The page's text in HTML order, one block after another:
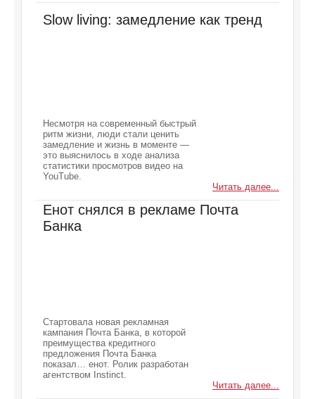
Slow living: замедление как тренд
Несмотря на современный быстрый
ритм жизни, люди стали ценить
замедление и жизнь в моменте —
это выяснилось в ходе анализа
статистики просмотров видео на
YouTube.
Читать далее...
Енот снялся в рекламе Почта
Банка
Стартовала новая рекламная
кампания Почта Банка, в которой
преимущества кредитного
предложения Почта Банка
показал… енот. Ролик разработан
агентством Instinct.
Читать далее...